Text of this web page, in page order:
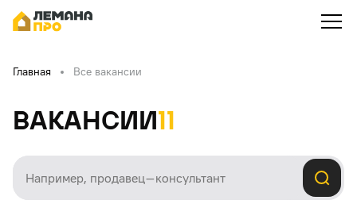
Главная Все вакансии
Вакансии11